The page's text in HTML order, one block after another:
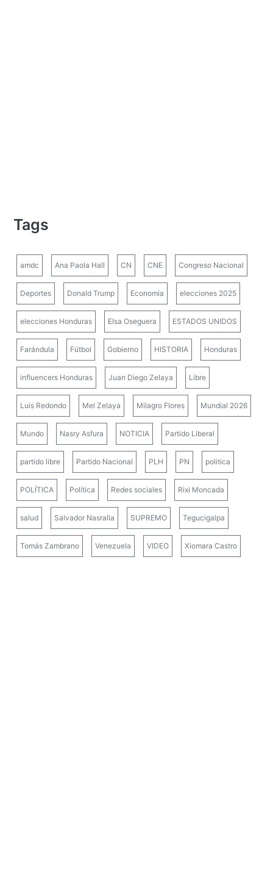
Tags
amdc Ana Paola Hall CN CNE Congreso Nacional
Deportes Donald Trump Economía elecciones 2025
elecciones Honduras Elsa Oseguera ESTADOS UNIDOS
Farándula Fútbol Gobierno HISTORIA Honduras
influencers Honduras Juan Diego Zelaya Libre
Luis Redondo Mel Zelaya Milagro Flores Mundial 2026
Mundo Nasry Asfura NOTICIA Partido Liberal
partido libre Partido Nacional PLH PN politica
POLÍTICA Política Redes sociales Rixi Moncada
salud Salvador Nasralla SUPREMO Tegucigalpa
Tomás Zambrano Venezuela VIDEO Xiomara Castro